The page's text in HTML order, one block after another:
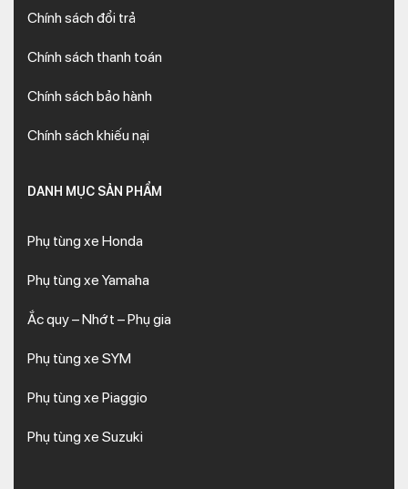
Chính sách đổi trả
Chính sách thanh toán
Chính sách bảo hành
Chính sách khiếu nại
DANH MỤC SẢN PHẨM
Phụ tùng xe Honda
Phụ tùng xe Yamaha
Ắc quy – Nhớt – Phụ gia
Phụ tùng xe SYM
Phụ tùng xe Piaggio
Phụ tùng xe Suzuki